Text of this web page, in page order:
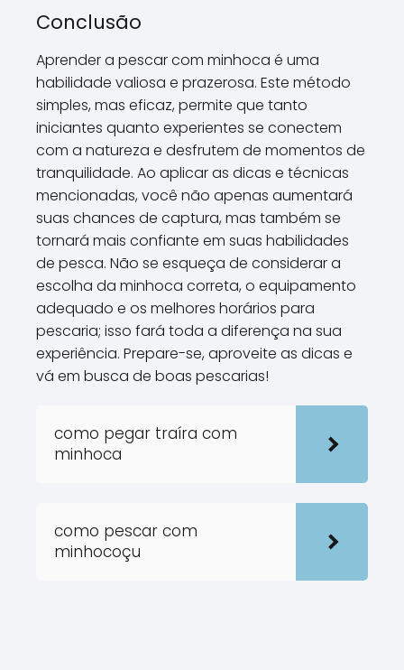
Conclusão
Aprender a pescar com minhoca é uma
habilidade valiosa e prazerosa. Este método
simples, mas eficaz, permite que tanto
iniciantes quanto experientes se conectem
com a natureza e desfrutem de momentos de
tranquilidade. Ao aplicar as dicas e técnicas
mencionadas, você não apenas aumentará
suas chances de captura, mas também se
tornará mais confiante em suas habilidades
de pesca. Não se esqueça de considerar a
escolha da minhoca correta, o equipamento
adequado e os melhores horários para
pescaria; isso fará toda a diferença na sua
experiência. Prepare-se, aproveite as dicas e
vá em busca de boas pescarias!
como pegar traíra com
minhoca
como pescar com
minhocoçu